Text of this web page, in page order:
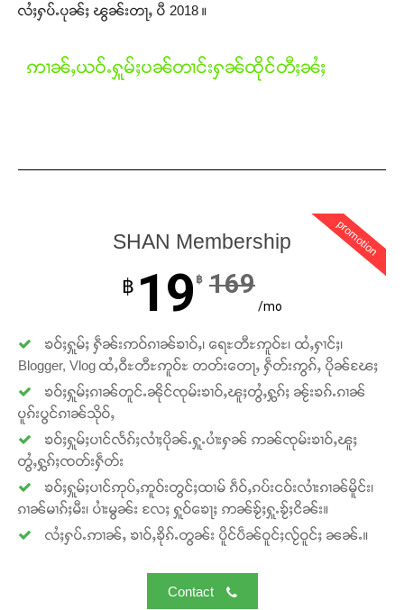
Donate Now
လႆႈႁပ်ႉပုၼ်ႈ ၽွၼ်းတႃႇ ပီ 2018 ။
ဢၢၼ်ႇယဝ်ႉႁူမ်ႈပၼ်တၢင်းႁၼ်ထိုင်တီႈၼႆႈ
promotion
SHAN Membership
฿ 19 ฿ 169
/mo
ၶဝ်ႈႁူမ်ႈ ႁဵၼ်းဢဝ်ၵၢၼ်ၶၢဝ်ႇ၊ ရေႊတီႊဢူဝ်ႊ၊ ထႆႇႁၢင်ႈ၊
Blogger, Vlog ထႆႇဝီႊတီႊဢူဝ်ႊ တတ်းတေႃႇ ႁဵတ်းဢွၵ်ႇ ပိုၼ်ၽႄႈ
ၶဝ်ႈႁူမ်ႈၵၢၼ်တူင်ႉၼိုင်ၸုမ်းၶၢဝ်ႇၽူႈတွႆႇႁွၵ်ႈ ၼႂ်းၶၵ်ႉၵၢၼ်
ပူၵ်းပွင်ၵၢၼ်သိုဝ်ႇ
ၶဝ်ႈႁူမ်ႈပၢင်လႅၵ်ႈလၢႆႈပိုၼ်ႉႁူႉပၢႆးႁၼ် ဢၼ်ၸုမ်းၶၢဝ်ႇၽူႈ
တွႆႇႁွၵ်ႈၸတ်းႁဵတ်း
ၶဝ်ႈႁူမ်ႈပၢင်ဢုပ်ႇဢူဝ်းတွင်ႈထၢမ် ၵဵဝ်ႇၵပ်းငဝ်းလၢႆးၵၢၼ်မိူင်း၊
ၵၢၼ်မၢၵ်ႈမီး၊ ပၢႆးမွၼ်း လႄႈ ႁူဝ်ၶေႃႈ ဢၼ်ၶႂ်ႈႁူႉၶႂ်ႈငိၼ်း။
လႆႈႁပ်ႉဢၢၼ်ႇ ၶၢဝ်ႇၶိုၵ်ႉတွၼ်း ပိူင်ပဵၼ်ဝူင်ႈလႂ်ဝူင်ႈ ၼၼ်ႉ။
Contact